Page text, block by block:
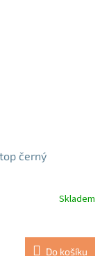
černý
Skladem
Do košíku